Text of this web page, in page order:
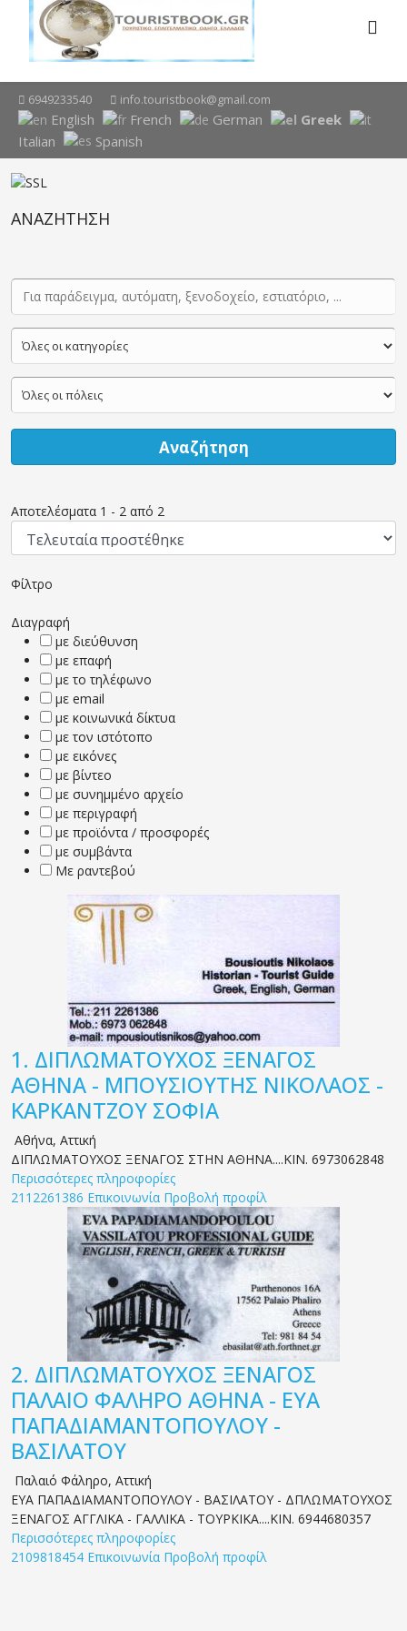
6949233540 info.touristbook@gmail.com
English French German
Greek
Italian
Spanish
ΑΝΑΖΗΤΗΣΗ
Αναζήτηση
Αποτελέσματα 1 - 2 από 2
Φίλτρο
Διαγραφή
με διεύθυνση
με επαφή
με το τηλέφωνο
με email
με κοινωνικά δίκτυα
με τον ιστότοπο
με εικόνες
με βίντεο
με συνημμένο αρχείο
με περιγραφή
με προϊόντα / προσφορές
με συμβάντα
Με ραντεβού
1. ΔΙΠΛΩΜΑΤΟΥΧΟΣ ΞΕΝΑΓΟΣ
ΑΘΗΝΑ - ΜΠΟΥΣΙΟΥΤΗΣ ΝΙΚΟΛΑΟΣ -
ΚΑΡΚΑΝΤΖΟΥ ΣΟΦΙΑ
Αθήνα, Αττική
ΔΙΠΛΩΜΑΤΟΥΧΟΣ ΞΕΝΑΓΟΣ ΣΤΗΝ ΑΘΗΝΑ....ΚΙΝ. 6973062848
Περισσότερες πληροφορίες
2112261386 Επικοινωνία Προβολή προφίλ
2. ΔΙΠΛΩΜΑΤΟΥΧΟΣ ΞΕΝΑΓΟΣ
ΠΑΛΑΙΟ ΦΑΛΗΡΟ ΑΘΗΝΑ - ΕΥΑ
ΠΑΠΑΔΙΑΜΑΝΤΟΠΟΥΛΟΥ -
ΒΑΣΙΛΑΤΟΥ
Παλαιό Φάληρο, Αττική
ΕΥΑ ΠΑΠΑΔΙΑΜΑΝΤΟΠΟΥΛΟΥ - ΒΑΣΙΛΑΤΟΥ - ΔΠΛΩΜΑΤΟΥΧΟΣ
ΞΕΝΑΓΟΣ ΑΓΓΛΙΚΑ - ΓΑΛΛΙΚΑ - ΤΟΥΡΚΙΚΑ....ΚΙΝ. 6944680357
Περισσότερες πληροφορίες
2109818454 Επικοινωνία Προβολή προφίλ